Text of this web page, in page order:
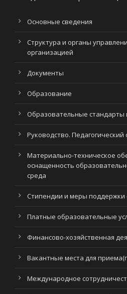
Основные сведения
Структура и органы
организацией
Документы
Образование
Образовательные стандарты
Руководство. Педагогический
Материально-техническое
оснащенность
среда
Стипендии и меры
Платные образовательные
Финансово-хозяйственная
Вакантные места для
Международное